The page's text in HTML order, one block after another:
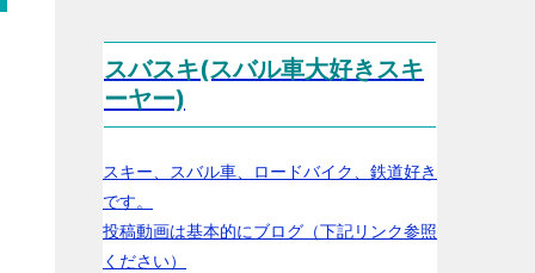
スバスキ(スバル車大好きスキ
ーヤー)
スキー、スバル車、ロードバイク、鉄道好き
です。
投稿動画は基本的にブログ（下記リンク参照
ください）